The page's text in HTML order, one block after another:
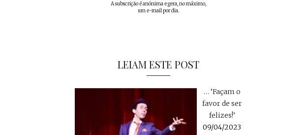
A subscrição é anónima e gera, no máximo,
um e-mail por dia.
LEIAM ESTE POST
… ‘Façam o
favor de ser
felizes!’
09/04/2023